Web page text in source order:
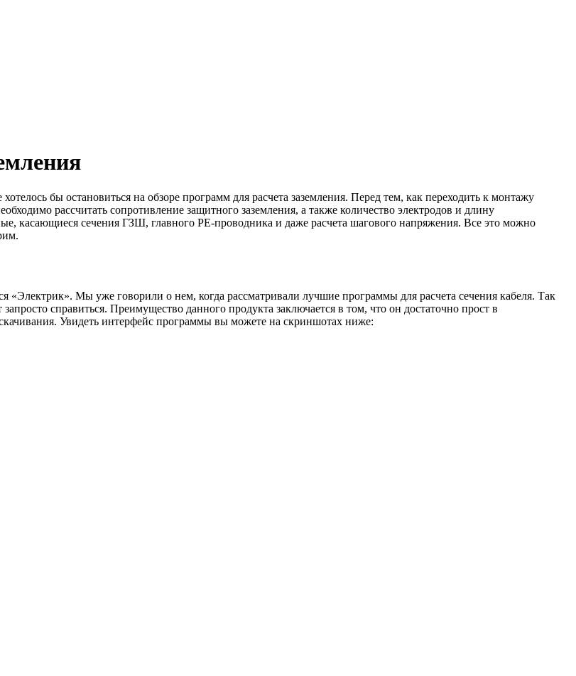
бы остановиться на обзоре программ для расчета заземления. Перед тем, как переходить к монтажу
рассчитать сопротивление защитного заземления, а также количество электродов и длину
касающиеся сечения ГЗШ, главного PE-проводника и даже расчета шагового напряжения. Все это можно
«Электрик». Мы уже говорили о нем, когда рассматривали лучшие программы для расчета сечения кабеля. Так
справиться. Преимущество данного продукта заключается в том, что он достаточно прост в
Увидеть интерфейс программы вы можете на скриншотах ниже: